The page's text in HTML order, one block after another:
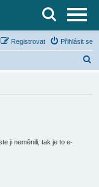
Přihlásit se
Registrovat
ji neměnili, tak je to e-